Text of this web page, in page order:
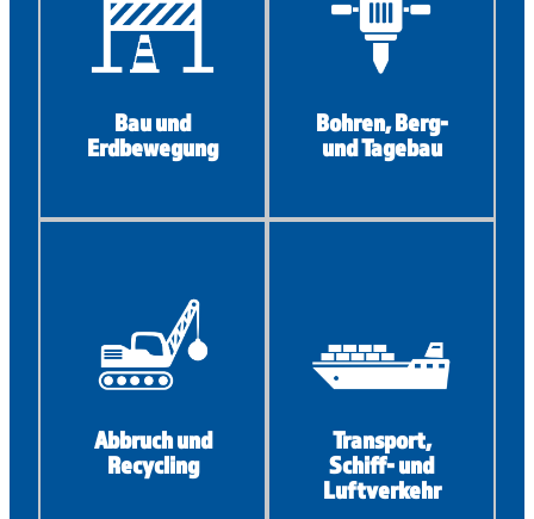
Bau und
Erdbewegung
Bohren, Berg-
und Tagebau
Abbruch und
Recycling
Transport,
Schiff- und
Luftverkehr